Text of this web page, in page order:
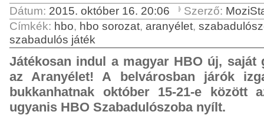
Dátum: 2015. október 16. 20:06 Szerző:
Címkék: hbo, hbo sorozat, aranyélet,
szabadulós játék
Játékosan indul a magyar HBO új, saját
az Aranyélet! A belvárosban járók
bukkanhatnak október 15-21-e között
ugyanis HBO Szabadulószoba nyílt.